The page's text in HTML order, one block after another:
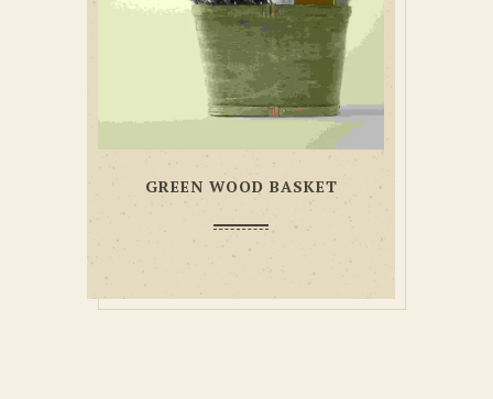
GREEN WOOD BASKET